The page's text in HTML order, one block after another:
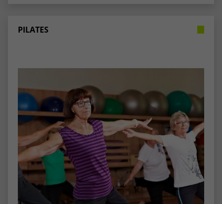
PILATES
Anbieter Google Analytics
Laufzeit 1 Minute
Zweck
Dieser Cookie identifiziert die Besucher
nach Alter, Geschlecht oder Interessen
und nutzt dazu den DoubleClick des
Google Tag Manager, um die gezielte
Anzeigenplatzierung zu vereinfachen.